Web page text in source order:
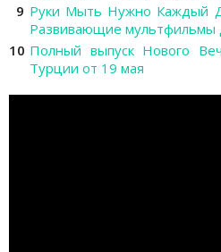
Руки Мыть Нужно Каждый
Развивающие мультфильмы
Полный выпуск Нового
Турции от 19 мая